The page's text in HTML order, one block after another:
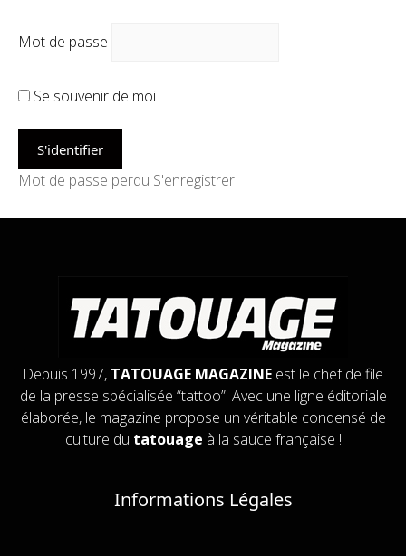
Mot de passe
Se souvenir de moi
Mot de passe perdu S'enregistrer
Depuis 1997, TATOUAGE MAGAZINE est le chef de file
de la presse spécialisée “tattoo”. Avec une ligne éditoriale
élaborée, le magazine propose un véritable condensé de
culture du tatouage à la sauce française !
Informations Légales